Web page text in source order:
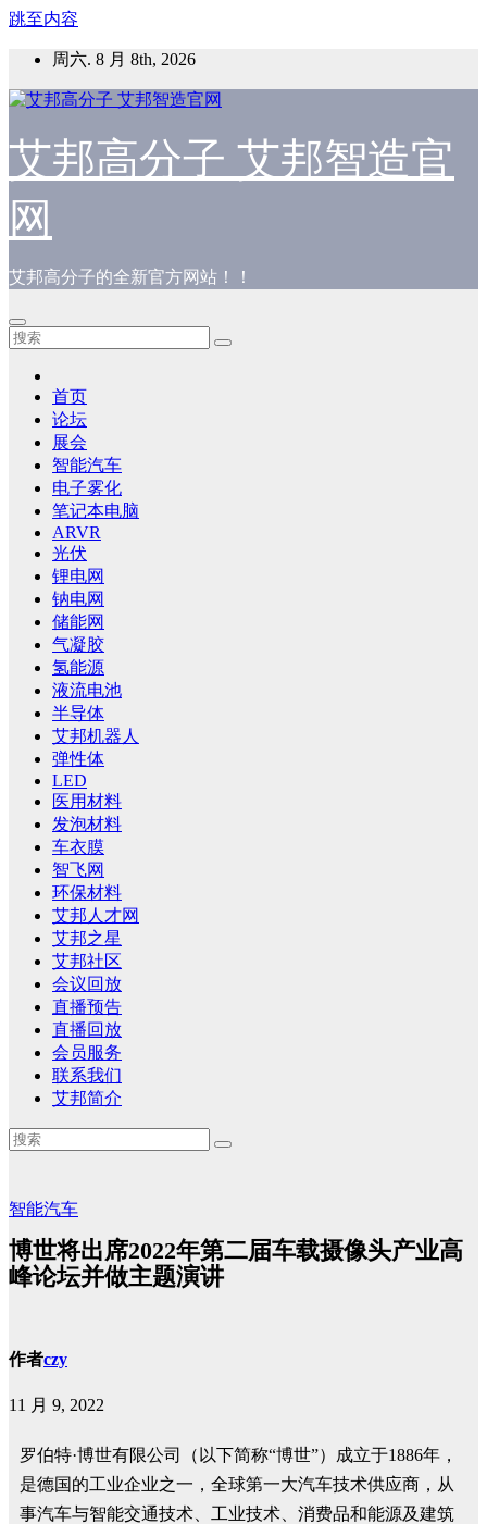
跳至内容
周六. 8 月 8th, 2026
艾邦高分子 艾邦智造官
网
艾邦高分子的全新官方网站！！
首页
论坛
展会
智能汽车
电子雾化
笔记本电脑
ARVR
光伏
锂电网
钠电网
储能网
气凝胶
氢能源
液流电池
半导体
艾邦机器人
弹性体
LED
医用材料
发泡材料
车衣膜
智飞网
环保材料
艾邦人才网
艾邦之星
艾邦社区
会议回放
直播预告
直播回放
会员服务
联系我们
艾邦简介
智能汽车
博世将出席2022年第二届车载摄像头产业高
峰论坛并做主题演讲
作者czy
11 月 9, 2022
罗伯特·博世有限公司（以下简称“博世”）成立于1886年，
是德国的工业企业之一，全球第一大汽车技术供应商，从
事汽车与智能交通技术、工业技术、消费品和能源及建筑